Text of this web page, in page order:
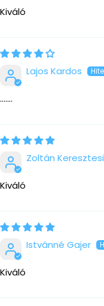
Kiváló
Lajos Kardos
.......
Zoltán Keresztesi
Kiváló
Istvánné Gajer
Kiváló